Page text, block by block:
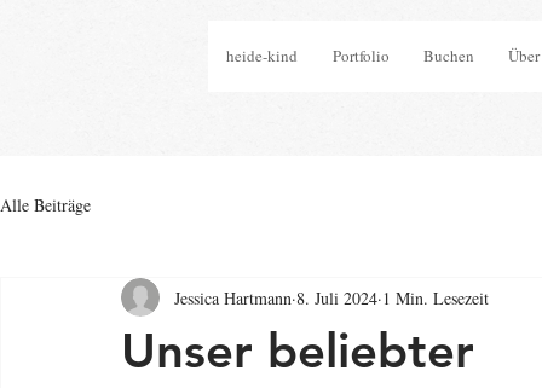
heide-kind Portfolio Buchen
Alle Beiträge
Unser beliebter
Jessica Hartmann 8. Juli 2024 1 Min. Lesezeit